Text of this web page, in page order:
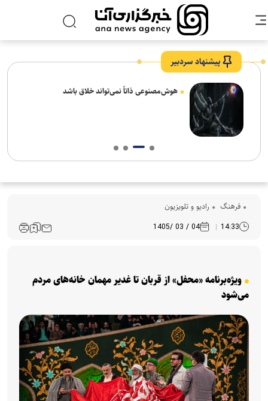
پیشنهاد سردبیر
هوش‌مصنوعی ذاتاً نمی‌تواند خلاق باشد
فرهنگ‌ رادیو و تلویزیون
14:33
04 / 03 /1405
ویژه‌برنامه «محفل» از قربان تا غدیر مهمان خانه‌های مردم
می‌شود